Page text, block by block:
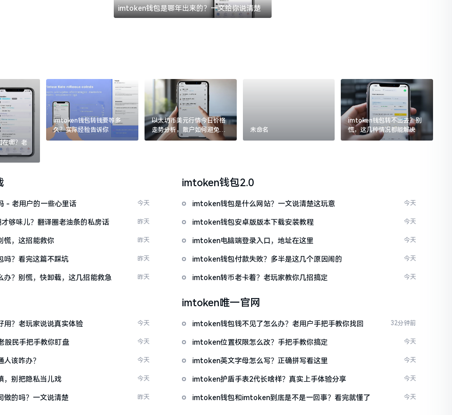
imtoken钱包是哪年出来的？一文给你说清楚
在哪？老
imtoken钱包转钱要等多
久？实际经验告诉你
以太坊币美元行情今日价格
走势分析，散户如何避免追
涨杀跌被套牢
未命名
imtoken钱包转不出去？别
慌，这几种情况都能解决
- 老用户的一些心里话 今天
够味儿？翻译圈老油条的私房话 昨天
慌，这招能救你 昨天
吗？看完这篇不踩坑 昨天
？别慌，快卸载，这几招能救急 昨天
imtoken钱包2.0
imtoken钱包是什么网站？一文说清楚这玩意 今天
imtoken钱包安卓版版本下载安装教程 今天
imtoken电脑端登录入口，地址在这里 今天
imtoken钱包付款失败？多半是这几个原因闹的 今天
imtoken转币老卡着？老玩家教你几招搞定 今天
？老玩家说说真实体验 今天
股民手把手教你盯盘 今天
该咋办？ 今天
，别把隐私当儿戏 今天
的吗？一文说清楚 昨天
imtoken唯一官网
imtoken钱包钱不见了怎么办？老用户手把手教你找回 32分钟前
imtoken位置权限怎么改？手把手教你搞定 今天
imtoken英文字母怎么写？正确拼写看这里 今天
imtoken护盾手表2代长啥样？真实上手体验分享 今天
imtoken钱包和imtoken到底是不是一回事？看完就懂了 今天